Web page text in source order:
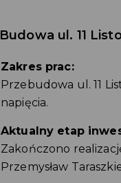
Budowa ul. 11
Zakres prac:
Przebudowa ul. 11
napięcia.
Aktualny etap
Zakończono
Przemysław